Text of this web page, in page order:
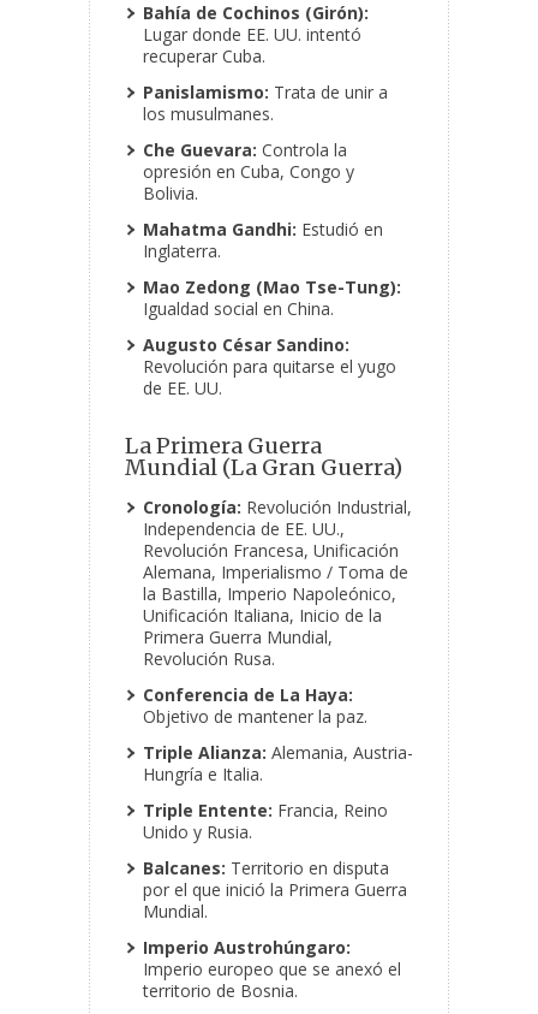
Bahía de Cochinos (Girón):
Lugar donde EE. UU. intentó
recuperar Cuba.
Panislamismo: Trata de unir a
los musulmanes.
Che Guevara: Controla la
opresión en Cuba, Congo y
Bolivia.
Mahatma Gandhi: Estudió en
Inglaterra.
Mao Zedong (Mao Tse-Tung):
Igualdad social en China.
Augusto César Sandino:
Revolución para quitarse el yugo
de EE. UU.
La Primera Guerra
Mundial (La Gran Guerra)
Cronología: Revolución Industrial,
Independencia de EE. UU.,
Revolución Francesa, Unificación
Alemana, Imperialismo / Toma de
la Bastilla, Imperio Napoleónico,
Unificación Italiana, Inicio de la
Primera Guerra Mundial,
Revolución Rusa.
Conferencia de La Haya:
Objetivo de mantener la paz.
Triple Alianza: Alemania, Austria-
Hungría e Italia.
Triple Entente: Francia, Reino
Unido y Rusia.
Balcanes: Territorio en disputa
por el que inició la Primera Guerra
Mundial.
Imperio Austrohúngaro:
Imperio europeo que se anexó el
territorio de Bosnia.